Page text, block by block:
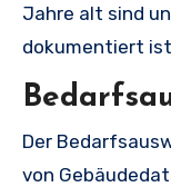
Jahre alt sind
dokumentiert
Der
von